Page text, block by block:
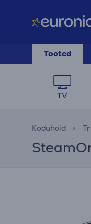
Tooted
TV
Koduhoid